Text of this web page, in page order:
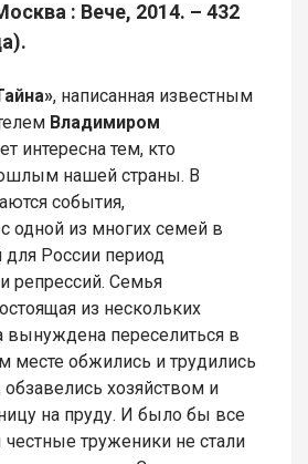
: Вече, 2014. – 432
, написанная известным
Владимиром
интересна тем, кто
нашей страны. В
события,
одной из многих семей в
для России период
репрессий. Семья
из нескольких
вынуждена переселиться в
месте обжились и трудились
обзавелись хозяйством и
на пруду. И было бы все
труженики не стали